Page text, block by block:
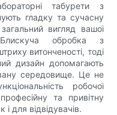
табурети з
гладку та сучасну
вигляд вашої
обробка з
витонченості, тоді
дизайн допомагають
середовище. Це не
робочої
та привітну
для відвідувачів.